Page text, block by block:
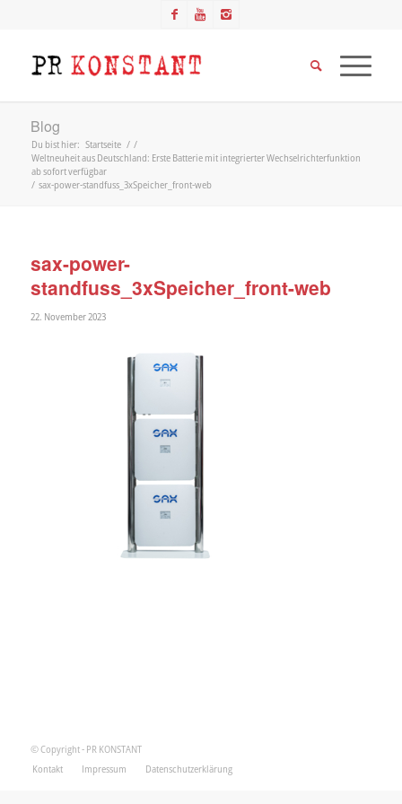
Blog
Du bist hier: Startseite / /
Weltneuheit aus Deutschland: Erste Batterie mit integrierter Wechselrichterfunktion
ab sofort verfügbar
/ sax-power-standfuss_3xSpeicher_front-web
sax-power-
standfuss_3xSpeicher_front-web
22. November 2023
© Copyright - PR KONSTANT
Kontakt
Impressum Datenschutzerklärung